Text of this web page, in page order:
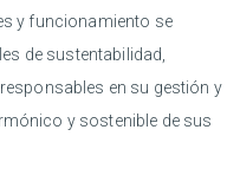
y funcionamiento se
de sustentabilidad,
en su gestión y
y sostenible de sus